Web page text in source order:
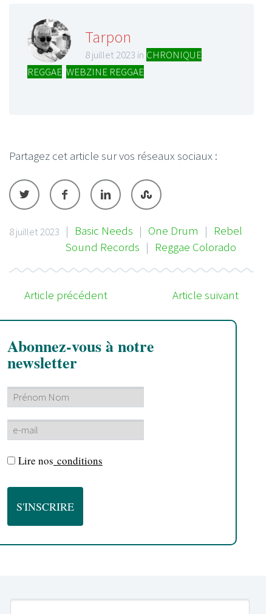
Tarpon
8 juillet 2023 in CHRONIQUE
REGGAE WEBZINE REGGAE
Partagez cet article sur vos réseaux sociaux :
8 juillet 2023 | Basic Needs | One Drum | Rebel
Sound Records | Reggae Colorado
Article précédent Article suivant
Abonnez-vous à notre
newsletter
Lire nos conditions